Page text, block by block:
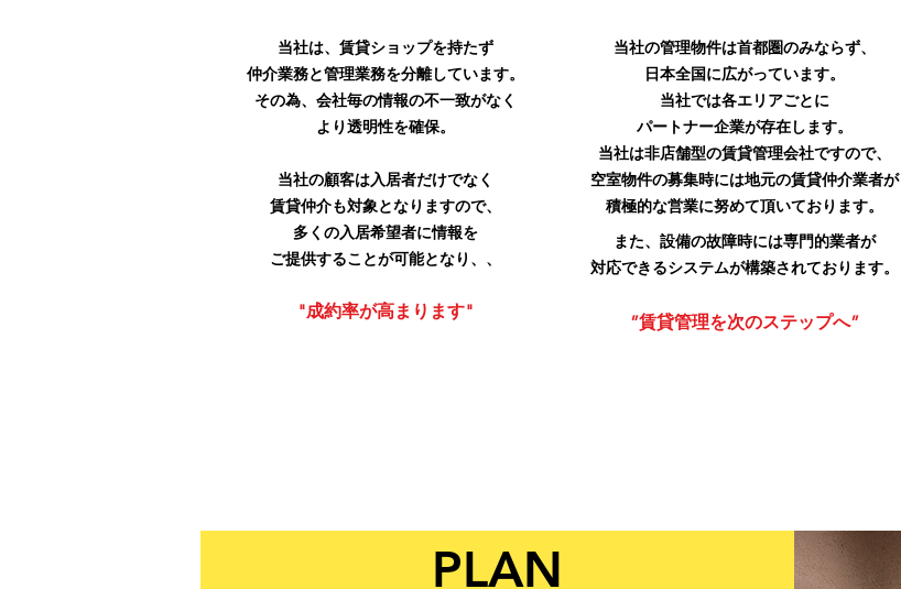
当社は、賃貸ショップを持たず
仲介業務と管理業務を分離しています。
その為、会社毎の情報の不一致がなく
より透明性を確保。
当社の顧客は入居者だけでなく
賃貸仲介も対象となりますので、
多くの入居希望者に情報を
ご提供することが可能となり、、
"成約率が高まります"
当社の管理物件は首都圏のみならず、
日本全国に広がっています。
当社では各エリアごとに
パートナー企業が存在します。
当社は非店舗型の賃貸管理会社ですので、
空室物件の募集時には地元の賃貸仲介業者が
積極的な営業に努めて頂いております。
また、設備の故障時には専門的業者が
対応できるシステムが構築されております。
​”賃貸管理を次のステップへ”
​PLAN